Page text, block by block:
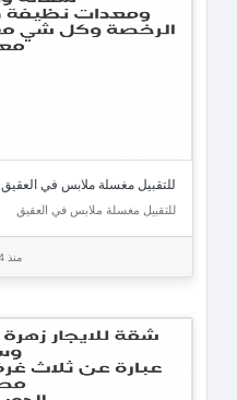
للتقبيل مغسلة ملابس في العقيق
للتقبيل مغسلة ملابس في العقيق
منذ 4 سنوات